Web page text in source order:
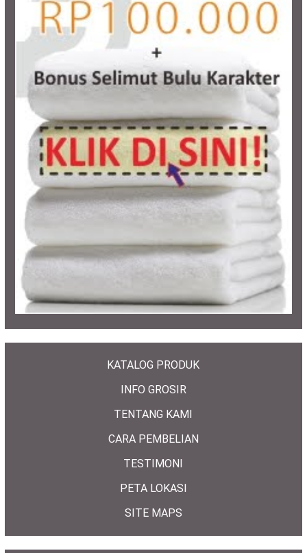
KATALOG PRODUK
INFO GROSIR
TENTANG KAMI
CARA PEMBELIAN
TESTIMONI
PETA LOKASI
SITE MAPS